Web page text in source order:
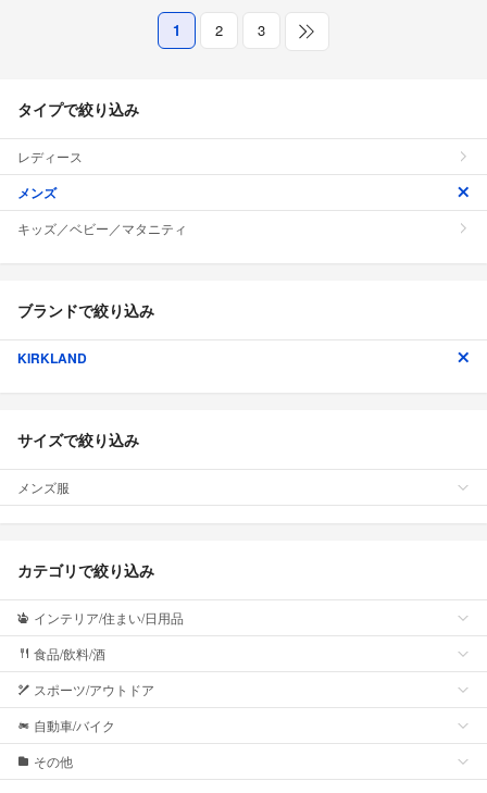
1 2 3
タイプで絞り込み
レディース
メンズ
キッズ／ベビー／マタニティ
ブランドで絞り込み
KIRKLAND
サイズで絞り込み
メンズ服
カテゴリで絞り込み
インテリア/住まい/日用品
食品/飲料/酒
スポーツ/アウトドア
自動車/バイク
その他